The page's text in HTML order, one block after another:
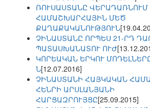
ՌՈՒՍԱՍՏԱՆԸ ՎԵՐԱԴԱՌՆՈՒՄ
ՀԱՄԱՇԽԱՐՀԱՅԻՆ ՄԵԾ
ՔԱՂԱՔԱԿԱՆՈՒԹՅՈՒՆ
ՉԻՆԱՍՏԱՆԸ ՈՐՊԵՍ 21-ՐԴ
ՊԱՏԱՍԽԱՆԱՏՈՒ ՈՒԺ
ԿՈՐԵԱԿԱՆ ԵՐԿՈՒ
Ն[12.07.2016]
ՉԻՆԱՍՏԱՆԻ ՀԱՅԿԱԿԱՆ
ՀԵՆՐԻ ԱՐՍԼԱՆՅԱՆԻ
ՀԱՐՑԱԶՐՈՒՅՑԸ[25.09.2015]